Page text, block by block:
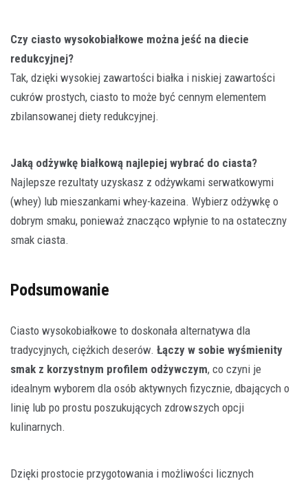
Czy ciasto wysokobiałkowe można jeść na diecie
redukcyjnej?
Tak, dzięki wysokiej zawartości białka i niskiej zawartości
cukrów prostych, ciasto to może być cennym elementem
zbilansowanej diety redukcyjnej.
Jaką odżywkę białkową najlepiej wybrać do ciasta?
Najlepsze rezultaty uzyskasz z odżywkami serwatkowymi
(whey) lub mieszankami whey-kazeina. Wybierz odżywkę o
dobrym smaku, ponieważ znacząco wpłynie to na ostateczny
smak ciasta.
Podsumowanie
Ciasto wysokobiałkowe to doskonała alternatywa dla
tradycyjnych, ciężkich deserów. Łączy w sobie wyśmienity
smak z korzystnym profilem odżywczym, co czyni je
idealnym wyborem dla osób aktywnych fizycznie, dbających o
linię lub po prostu poszukujących zdrowszych opcji
kulinarnych.
Dzięki prostocie przygotowania i możliwości licznych